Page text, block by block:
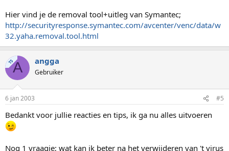
>> qph@hackermail.com
Hier vind je de removal tool+uitleg van Symantec;
http://securityresponse.symantec.com/avcenter/venc/data/w
32.yaha.removal.tool.html
TSA angga
Gebruiker
6 jan 2003 #5
Bedankt voor jullie reacties en tips, ik ga nu alles uitvoeren
Nog 1 vraagje; wat kan ik beter na het verwijderen van 't virus